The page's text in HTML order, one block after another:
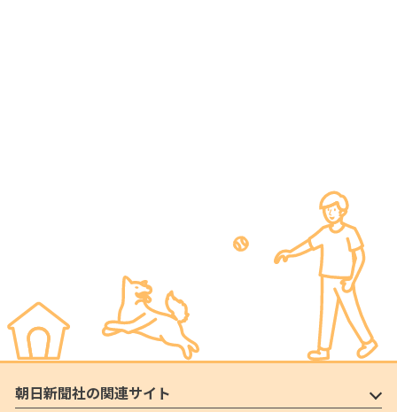
朝日新聞社の関連サイト